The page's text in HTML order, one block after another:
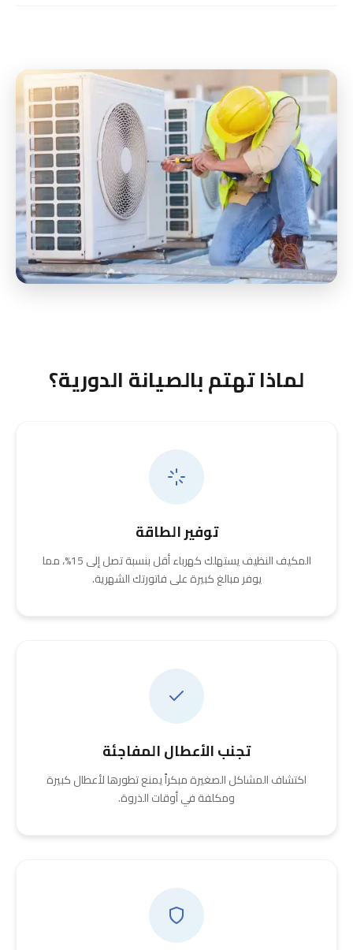
لماذا تهتم بالصيانة الدورية؟
توفير الطاقة
المكيف النظيف يستهلك كهرباء أقل بنسبة تصل إلى 15%، مما
يوفر مبالغ كبيرة على فاتورتك الشهرية.
تجنب الأعطال المفاجئة
اكتشاف المشاكل الصغيرة مبكراً يمنع تطورها لأعطال كبيرة
ومكلفة في أوقات الذروة.